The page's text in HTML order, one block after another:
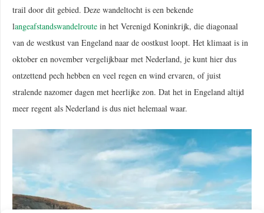
trail door dit gebied. Deze wandeltocht is een bekende
langeafstandswandelroute in het Verenigd Koninkrijk, die diagonaal
van de westkust van Engeland naar de oostkust loopt. Het klimaat is in
oktober en november vergelijkbaar met Nederland, je kunt hier dus
ontzettend pech hebben en veel regen en wind ervaren, of juist
stralende nazomer dagen met heerlijke zon. Dat het in Engeland altijd
meer regent als Nederland is dus niet helemaal waar.